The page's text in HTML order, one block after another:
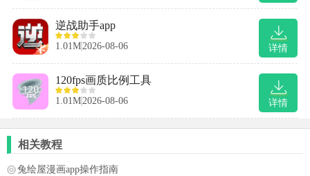
详情
逆战助手app
1.01M2026-08-06
详情
120fps画质比例工具
1.01M2026-08-06
相关教程
兔绘屋漫画app操作指南